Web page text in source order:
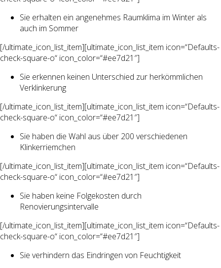
Sie erhalten ein angenehmes Raumklima im Winter als
auch im Sommer
[/ultimate_icon_list_item][ultimate_icon_list_item icon=“Defaults-
check-square-o“ icon_color=“#ee7d21″]
Sie erkennen keinen Unterschied zur herkömmlichen
Verklinkerung
[/ultimate_icon_list_item][ultimate_icon_list_item icon=“Defaults-
check-square-o“ icon_color=“#ee7d21″]
Sie haben die Wahl aus über 200 verschiedenen
Klinkerriemchen
[/ultimate_icon_list_item][ultimate_icon_list_item icon=“Defaults-
check-square-o“ icon_color=“#ee7d21″]
Sie haben keine Folgekosten durch
Renovierungsintervalle
[/ultimate_icon_list_item][ultimate_icon_list_item icon=“Defaults-
check-square-o“ icon_color=“#ee7d21″]
Sie verhindern das Eindringen von Feuchtigkeit